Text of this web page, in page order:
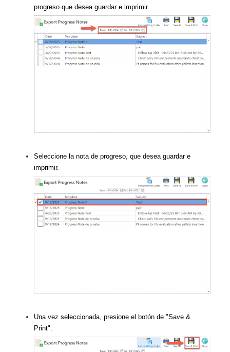
progreso que desea guardar e imprimir.
Seleccione la nota de progreso, que desea guardar e
imprimir.
Una vez seleccionada, presione el botón de "Save &
Print".